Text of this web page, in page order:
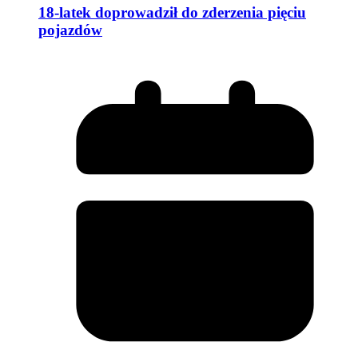
18-latek doprowadził do zderzenia pięciu
pojazdów